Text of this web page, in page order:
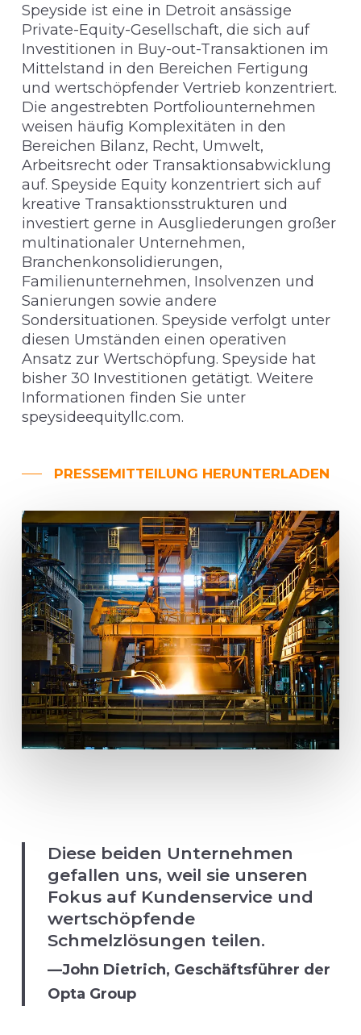
Speyside ist eine in Detroit ansässige
Private-Equity-Gesellschaft, die sich auf
Investitionen in Buy-out-Transaktionen im
Mittelstand in den Bereichen Fertigung
und wertschöpfender Vertrieb konzentriert.
Die angestrebten Portfoliounternehmen
weisen häufig Komplexitäten in den
Bereichen Bilanz, Recht, Umwelt,
Arbeitsrecht oder Transaktionsabwicklung
auf. Speyside Equity konzentriert sich auf
kreative Transaktionsstrukturen und
investiert gerne in Ausgliederungen großer
multinationaler Unternehmen,
Branchenkonsolidierungen,
Familienunternehmen, Insolvenzen und
Sanierungen sowie andere
Sondersituationen. Speyside verfolgt unter
diesen Umständen einen operativen
Ansatz zur Wertschöpfung. Speyside hat
bisher 30 Investitionen getätigt. Weitere
Informationen finden Sie unter
speysideequityllc.com.
PRESSEMITTEILUNG HERUNTERLADEN
Diese beiden Unternehmen
gefallen uns, weil sie unseren
Fokus auf Kundenservice und
wertschöpfende
Schmelzlösungen teilen.
—John Dietrich, Geschäftsführer der
Opta Group